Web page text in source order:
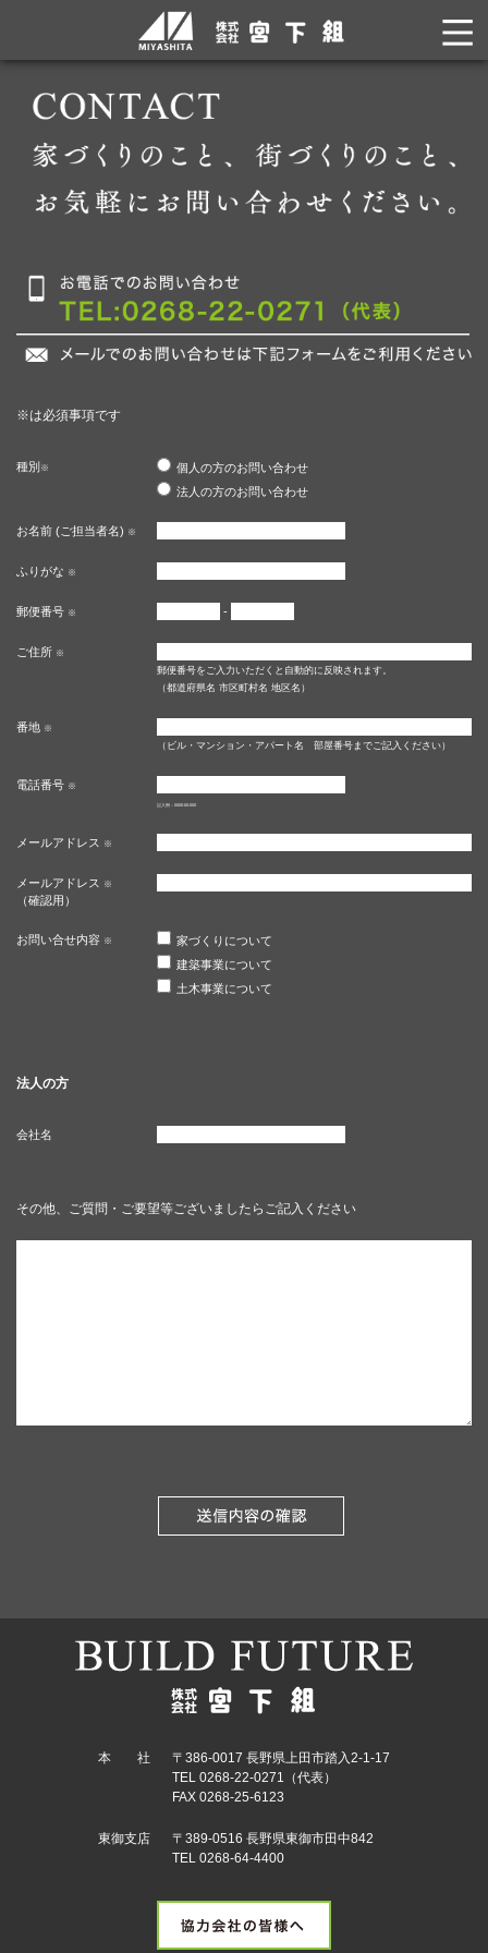
※は必須事項です
種別 ※
個人の方のお問い合わせ
法人の方のお問い合わせ
お名前 (ご担当者名) ※
ふりがな ※
郵便番号 ※ -
ご住所 ※
郵便番号をご入力いただくと自動的に反映されます。
（都道府県名 市区町村名 地区名）
番地 ※
（ビル・マンション・アパート名 部屋番号までご記入ください）
電話番号 ※
記入例：0000-00-000
メールアドレス ※
メールアドレス ※
（確認用）
お問い合せ内容 ※
家づくりについて
建築事業について
土木事業について
法人の方
会社名
その他、ご質問・ご要望等ございましたらご記入ください
本 社
〒386-0017 長野県上田市踏入2-1-17
TEL 0268-22-0271（代表）
FAX 0268-25-6123
東御支店
〒389-0516 長野県東御市田中842
TEL 0268-64-4400